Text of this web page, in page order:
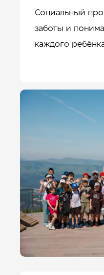
Социальный
заботы и
каждого